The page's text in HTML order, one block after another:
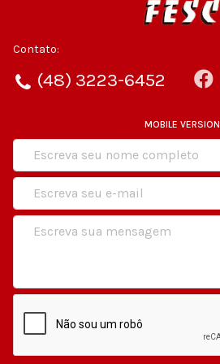
Contato:
(48) 3223-6452
MOBILE VERSION